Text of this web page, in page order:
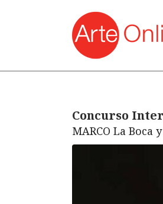
Concurso
MARCO La Boca